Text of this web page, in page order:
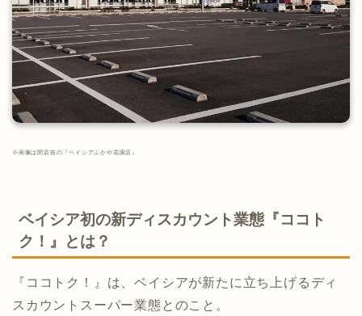
※画像は閉店前の『ベイシアふかや花園店』
ベイシア初の新ディスカウント業態『ココト
ク！』とは？
『ココトク！』は、ベイシアが新たに立ち上げるディ
スカウントスーパー業態とのこと。